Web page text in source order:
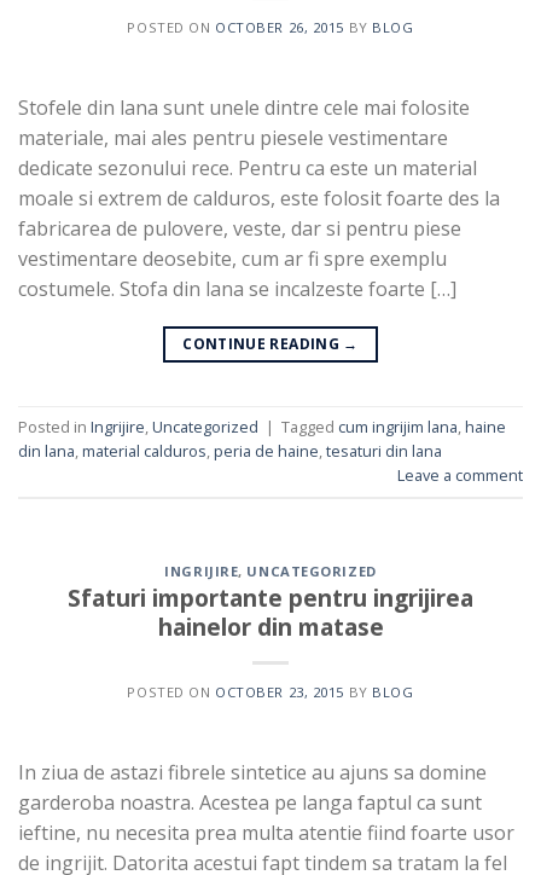
POSTED ON OCTOBER 26, 2015 BY BLOG
Stofele din lana sunt unele dintre cele mai folosite
materiale, mai ales pentru piesele vestimentare
dedicate sezonului rece. Pentru ca este un material
moale si extrem de calduros, este folosit foarte des la
fabricarea de pulovere, veste, dar si pentru piese
vestimentare deosebite, cum ar fi spre exemplu
costumele. Stofa din lana se incalzeste foarte […]
CONTINUE READING →
Posted in Ingrijire,Uncategorized | Tagged cum ingrijim lana,haine
din lana,material calduros,peria de haine,tesaturi din lana
Leave a comment
INGRIJIRE, UNCATEGORIZED
Sfaturi importante pentru ingrijirea
hainelor din matase
POSTED ON OCTOBER 23, 2015 BY BLOG
In ziua de astazi fibrele sintetice au ajuns sa domine
garderoba noastra. Acestea pe langa faptul ca sunt
ieftine, nu necesita prea multa atentie fiind foarte usor
de ingrijit. Datorita acestui fapt tindem sa tratam la fel